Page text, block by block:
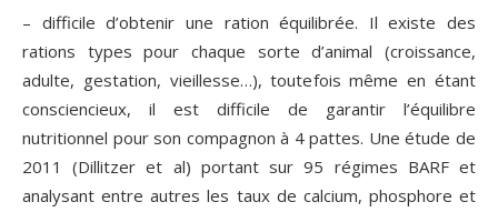
– difficile d’obtenir une ration équilibrée. Il existe des
rations types pour chaque sorte d’animal (croissance,
adulte, gestation, vieillesse…), toutefois même en étant
consciencieux, il est difficile de garantir l’équilibre
nutritionnel pour son compagnon à 4 pattes. Une étude de
2011 (Dillitzer et al) portant sur 95 régimes BARF et
analysant entre autres les taux de calcium, phosphore et